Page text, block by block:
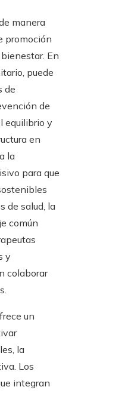
manera
promoción
En
puede
de
de
equilibrio y
en
la
para que
de salud, la
común
y
colaborar
un
la
Los
integran